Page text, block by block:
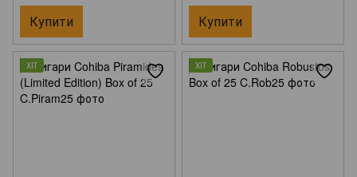
Купити Купити
ХІТ ХІТ